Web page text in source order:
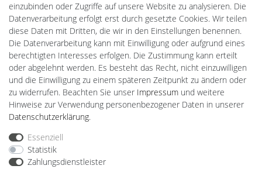
Powered by
Plentino-Shop
gAGaLamp
Wallbox24
Cardanlight-Shop
Batteriespeicher
PlentiSolar
Gebrauchtlicht
Ledkauf
DEYESOLAR
einzubinden oder Zugriffe auf unsere Website zu analysieren. Die
Datenverarbeitung erfolgt erst durch gesetzte Cookies. Wir teilen
diese Daten mit Dritten, die wir in den Einstellungen benennen.
Die Datenverarbeitung kann mit Einwilligung oder aufgrund eines
berechtigten Interesses erfolgen. Die Zustimmung kann erteilt
oder abgelehnt werden. Es besteht das Recht, nicht einzuwilligen
und die Einwilligung zu einem späteren Zeitpunkt zu ändern oder
zu widerrufen. Beachten Sie unser Impressum und weitere
Hinweise zur Verwendung personenbezogener Daten in unserer
Daten­schutz­erklärung.
Essenziell
Statistik
Zahlungsdienstleister